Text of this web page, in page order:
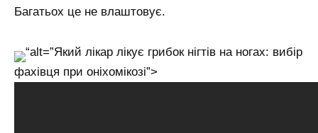
Багатьох це не влаштовує.
“alt=”Який лікар лікує грибок нігтів на ногах: вибір
фахівця при оніхомікозі”>